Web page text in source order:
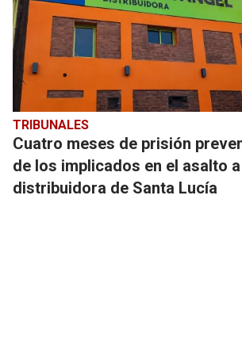
TRIBUNALES
Cuatro meses de prisión
de los implicados en el asalto
distribuidora de Santa Lucía